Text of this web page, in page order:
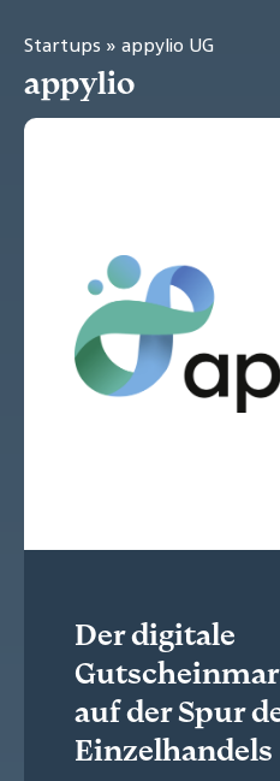
Startups » appylio UG
appylio
Der digitale
auf der Spur
Einzelhandels